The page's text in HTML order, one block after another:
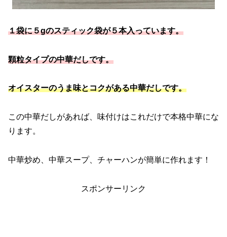
１袋に５gのスティック袋が５本入っています。
顆粒タイプの中華だしです。
オイスターのうま味とコクがある中華だしです。
この中華だしがあれば、味付けはこれだけで本格中華にな
ります。
中華炒め、中華スープ、チャーハンが簡単に作れます！
スポンサーリンク